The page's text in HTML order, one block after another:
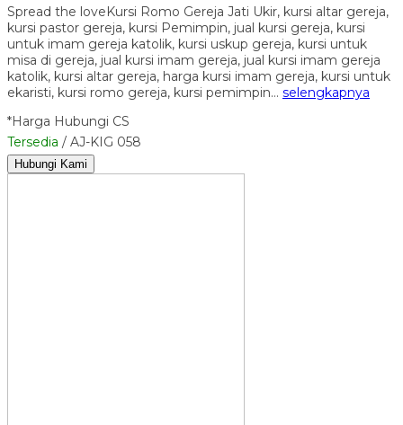
Spread the loveKursi Romo Gereja Jati Ukir, kursi altar gereja,
kursi pastor gereja, kursi Pemimpin, jual kursi gereja, kursi
untuk imam gereja katolik, kursi uskup gereja, kursi untuk
misa di gereja, jual kursi imam gereja, jual kursi imam gereja
katolik, kursi altar gereja, harga kursi imam gereja, kursi untuk
ekaristi, kursi romo gereja, kursi pemimpin… selengkapnya
*Harga Hubungi CS
Tersedia / AJ-KIG 058
Hubungi Kami